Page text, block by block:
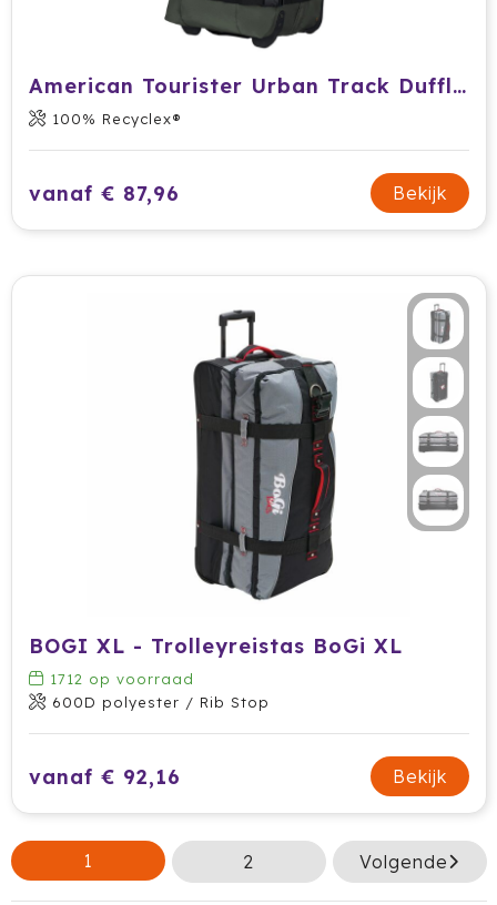
American Tourister Urban Track Duffle/Wh. 68
100% Recyclex®
vanaf € 87,96 Bekijk
BOGI XL - Trolleyreistas BoGi XL
1712 op voorraad
600D polyester / Rib Stop
vanaf € 92,16 Bekijk
1 2 Volgende